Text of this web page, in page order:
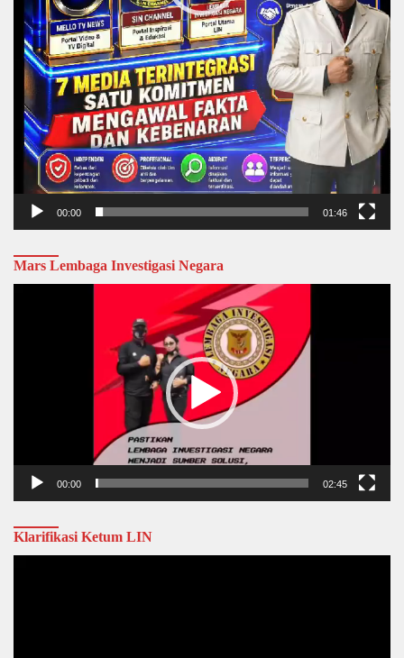
00:00 01:46
Mars Lembaga Investigasi Negara
00:00 02:45
Klarifikasi Ketum LIN